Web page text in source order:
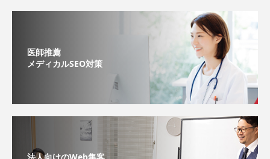
医師推薦
メディカルSEO対策